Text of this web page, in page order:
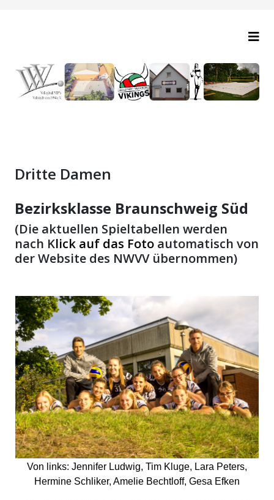
Dritte Damen
Bezirksklasse Braunschweig Süd
(Die aktuellen Spieltabellen werden
nach Klick auf das Foto automatisch von
der Website des NWVV übernommen)
Von links: Jennifer Ludwig, Tim Kluge, Lara Peters,
Hermine Schliker, Amelie Bechtloff, Gesa Efken